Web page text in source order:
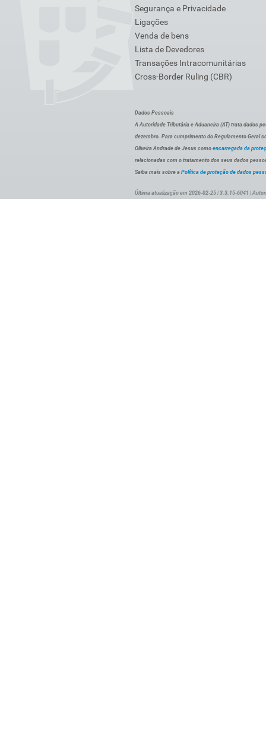
Segurança e Privacidade
Ligações
Venda de bens
Lista de Devedores
Transações Intracomunitárias
Cross-Border Ruling (CBR)
Dados Pessoais
A Autoridade Tributária e Aduaneira (AT) trata dados
dezembro. Para cumprimento do Regulamento Geral
Oliveira Andrade de Jesus como encarregada da
relacionadas com o tratamento dos seus dados
Saiba mais sobre a Política de proteção de dados
Última atualização em 2026-02-25 | 3.3.15-6041 |